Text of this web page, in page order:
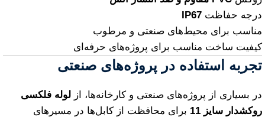
درجه حفاظت IP67
مناسب برای محیط‌های صنعتی و مرطوب
کیفیت ساخت مناسب برای پروژه‌های حرفه‌ای
تجربه استفاده در پروژه‌های صنعتی
در بسیاری از پروژه‌های صنعتی و کارخانه‌ها، از لوله فلکسی
روکشدار سایز 11
برای محافظت از کابل‌ها در مسیرهای